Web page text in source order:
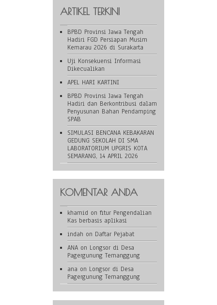
ARTIKEL TERKINI
BPBD Provinsi Jawa Tengah
Hadiri FGD Persiapan Musim
Kemarau 2026 di Surakarta
Uji Konsekuensi Informasi
Dikecualikan
APEL HARI KARTINI
BPBD Provinsi Jawa Tengah
Hadiri dan Berkontribusi dalam
Penyusunan Bahan Pendamping
SPAB
SIMULASI BENCANA KEBAKARAN
GEDUNG SEKOLAH DI SMA
LABORATORIUM UPGRIS KOTA
SEMARANG, 14 APRIL 2026
KOMENTAR ANDA
khamid on fitur Pengendalian
Kas berbasis aplikasi
indah on Daftar Pejabat
ANA on Longsor di Desa
Pagergunung Temanggung
ana on Longsor di Desa
Pagergunung Temanggung